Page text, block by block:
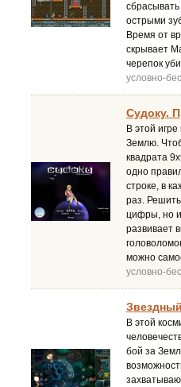
острыми
Время от
скрывает
черепок
условно-
Судоку.
В этой
Землю.
квадрата
одно
строке, в
раз.
цифры, но и
развивает
можно
условно-
В этой
бой за